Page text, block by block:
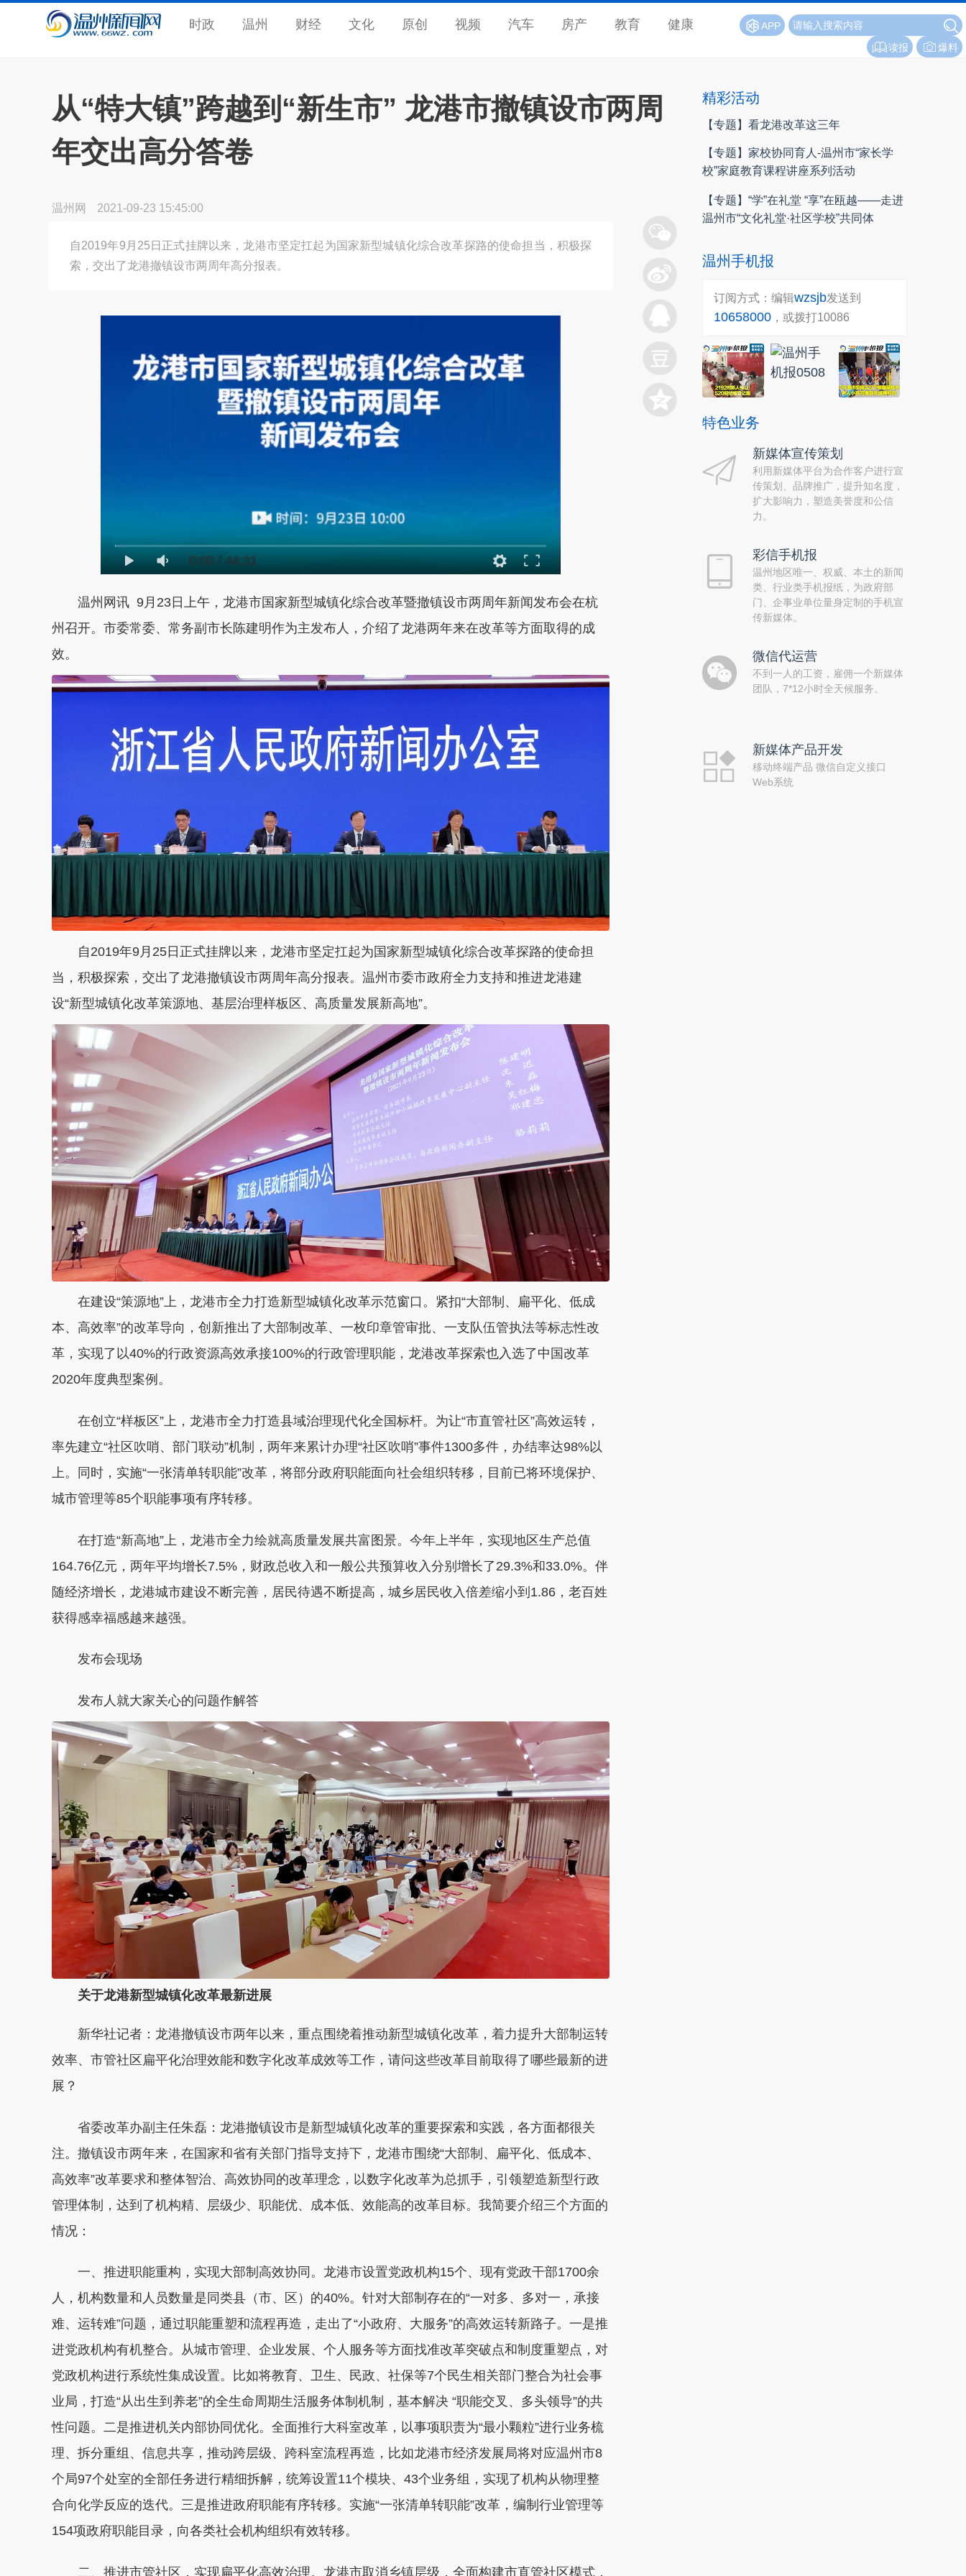
时政 温州 财经 文化 原创 视频 汽车 房产 教育 健康
APP
爆料
读报
从“特大镇”跨越到“新生市” 龙港市撤镇设市两周
年交出高分答卷
温州网 2021-09-23 15:45:00
自2019年9月25日正式挂牌以来，龙港市坚定扛起为国家新型城镇化综合改革探路的使命担当，积极探
索，交出了龙港撤镇设市两周年高分报表。
0:00 /44:31
温州网讯 9月23日上午，龙港市国家新型城镇化综合改革暨撤镇设市两周年新闻发布会在杭
州召开。市委常委、常务副市长陈建明作为主发布人，介绍了龙港两年来在改革等方面取得的成
效。
自2019年9月25日正式挂牌以来，龙港市坚定扛起为国家新型城镇化综合改革探路的使命担
当，积极探索，交出了龙港撤镇设市两周年高分报表。温州市委市政府全力支持和推进龙港建
设“新型城镇化改革策源地、基层治理样板区、高质量发展新高地”。
在建设“策源地”上，龙港市全力打造新型城镇化改革示范窗口。紧扣“大部制、扁平化、低成
本、高效率”的改革导向，创新推出了大部制改革、一枚印章管审批、一支队伍管执法等标志性改
革，实现了以40%的行政资源高效承接100%的行政管理职能，龙港改革探索也入选了中国改革
2020年度典型案例。
在创立“样板区”上，龙港市全力打造县域治理现代化全国标杆。为让“市直管社区”高效运转，
率先建立“社区吹哨、部门联动”机制，两年来累计办理“社区吹哨”事件1300多件，办结率达98%以
上。同时，实施“一张清单转职能”改革，将部分政府职能面向社会组织转移，目前已将环境保护、
城市管理等85个职能事项有序转移。
在打造“新高地”上，龙港市全力绘就高质量发展共富图景。今年上半年，实现地区生产总值
164.76亿元，两年平均增长7.5%，财政总收入和一般公共预算收入分别增长了29.3%和33.0%。伴
随经济增长，龙港城市建设不断完善，居民待遇不断提高，城乡居民收入倍差缩小到1.86，老百姓
获得感幸福感越来越强。
发布会现场
发布人就大家关心的问题作解答
关于龙港新型城镇化改革最新进展
新华社记者：龙港撤镇设市两年以来，重点围绕着推动新型城镇化改革，着力提升大部制运转
效率、市管社区扁平化治理效能和数字化改革成效等工作，请问这些改革目前取得了哪些最新的进
展？
省委改革办副主任朱磊：龙港撤镇设市是新型城镇化改革的重要探索和实践，各方面都很关
注。撤镇设市两年来，在国家和省有关部门指导支持下，龙港市围绕“大部制、扁平化、低成本、
高效率”改革要求和整体智治、高效协同的改革理念，以数字化改革为总抓手，引领塑造新型行政
管理体制，达到了机构精、层级少、职能优、成本低、效能高的改革目标。我简要介绍三个方面的
情况：
一、推进职能重构，实现大部制高效协同。龙港市设置党政机构15个、现有党政干部1700余
人，机构数量和人员数量是同类县（市、区）的40%。针对大部制存在的“一对多、多对一，承接
难、运转难”问题，通过职能重塑和流程再造，走出了“小政府、大服务”的高效运转新路子。一是推
进党政机构有机整合。从城市管理、企业发展、个人服务等方面找准改革突破点和制度重塑点，对
党政机构进行系统性集成设置。比如将教育、卫生、民政、社保等7个民生相关部门整合为社会事
业局，打造“从出生到养老”的全生命周期生活服务体制机制，基本解决 “职能交叉、多头领导”的共
性问题。二是推进机关内部协同优化。全面推行大科室改革，以事项职责为“最小颗粒”进行业务梳
理、拆分重组、信息共享，推动跨层级、跨科室流程再造，比如龙港市经济发展局将对应温州市8
个局97个处室的全部任务进行精细拆解，统筹设置11个模块、43个业务组，实现了机构从物理整
合向化学反应的迭代。三是推进政府职能有序转移。实施“一张清单转职能”改革，编制行业管理等
154项政府职能目录，向各类社会机构组织有效转移。
二、推进市管社区，实现扁平化高效治理。龙港市取消乡镇层级，全面构建市直管社区模式，
精彩活动
【专题】看龙港改革这三年
【专题】家校协同育人-温州市“家长学
校”家庭教育课程讲座系列活动
【专题】“学”在礼堂 “享”在瓯越——走进
温州市“文化礼堂·社区学校”共同体
温州手机报
订阅方式：编辑wzsjb发送到
10658000 ，或拨打10086
特色业务
新媒体宣传策划
利用新媒体平台为合作客户进行宣
传策划、品牌推广，提升知名度，
扩大影响力，塑造美誉度和公信
力。
彩信手机报
温州地区唯一、权威、本土的新闻
类、行业类手机报纸，为政府部
门、企事业单位量身定制的手机宣
传新媒体。
微信代运营
不到一人的工资，雇佣一个新媒体
团队，7*12小时全天候服务。
新媒体产品开发
移动终端产品 微信自定义接口
Web系统